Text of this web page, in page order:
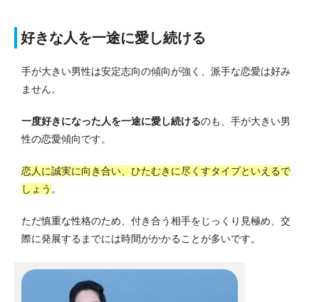
好きな人を一途に愛し続ける
手が大きい男性は安定志向の傾向が強く、派手な恋愛は好み
ません。
一度好きになった人を一途に愛し続けるのも、手が大きい男
性の恋愛傾向です。
恋人に誠実に向き合い、ひたむきに尽くすタイプといえるで
しょう 。
ただ慎重な性格のため、付き合う相手をじっくり見極め、交
際に発展するまでには時間がかかることが多いです。